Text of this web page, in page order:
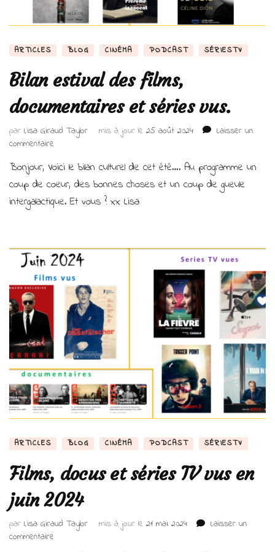
ARTICLES BLOG CINÉMA PODCAST SÉRIESTV
Bilan estival des films,
documentaires et séries vus.
par Lisa Giraud Taylor mis à jour le 25 août 2024
Laisser un
commentaire
estival
des
documentaires
vus.
Bonjour, Voici le bilan culturel de cet été…. Au programme un
coup de coeur, des bonnes choses et un coup de gueule
intergalactique. Et vous ? xx Lisa
ARTICLES BLOG CINÉMA PODCAST SÉRIESTV
Films, docus et séries TV vus en
juin 2024
par Lisa Giraud Taylor mis à jour le 21 mai 2024
Laisser un
commentaire